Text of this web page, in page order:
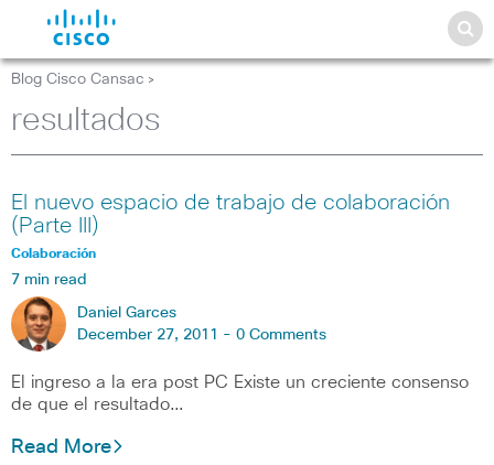
Blog Cisco Cansac >
resultados
El nuevo espacio de trabajo de colaboración
(Parte III)
Colaboración
7 min read
Daniel Garces
December 27, 2011 - 0 Comments
El ingreso a la era post PC Existe un creciente consenso
de que el resultado…
Read More